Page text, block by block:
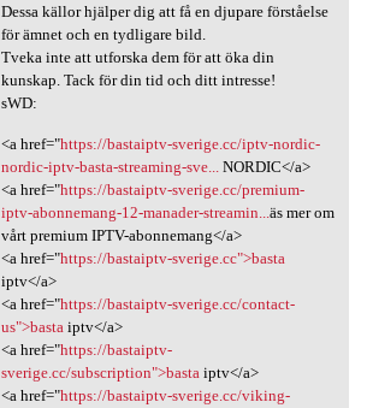
Dessa källor hjälper dig att få en djupare förståelse
för ämnet och en tydligare bild.
Tveka inte att utforska dem för att öka din
kunskap. Tack för din tid och ditt intresse!
sWD:
<a href="https://bastaiptv-sverige.cc/iptv-nordic-
nordic-iptv-basta-streaming-sve...NORDIC</a>
<a href="https://bastaiptv-sverige.cc/premium-
iptv-abonnemang-12-manader-streamin...äs mer om
vårt premium IPTV-abonnemang</a>
<a href="https://bastaiptv-sverige.cc">basta
iptv</a>
<a href="https://bastaiptv-sverige.cc/contact-
us">bastaiptv</a>
<a href="https://bastaiptv-
sverige.cc/subscription">bastaiptv</a>
<a href="https://bastaiptv-sverige.cc/viking-